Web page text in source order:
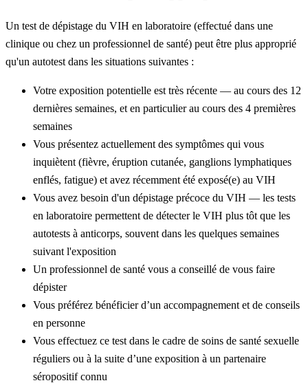
Un test de dépistage du VIH en laboratoire (effectué dans une
clinique ou chez un professionnel de santé) peut être plus approprié
qu'un autotest dans les situations suivantes :
Votre exposition potentielle est très récente — au cours des 12
dernières semaines, et en particulier au cours des 4 premières
semaines
Vous présentez actuellement des symptômes qui vous
inquiètent (fièvre, éruption cutanée, ganglions lymphatiques
enflés, fatigue) et avez récemment été exposé(e) au VIH
Vous avez besoin d'un dépistage précoce du VIH — les tests
en laboratoire permettent de détecter le VIH plus tôt que les
autotests à anticorps, souvent dans les quelques semaines
suivant l'exposition
Un professionnel de santé vous a conseillé de vous faire
dépister
Vous préférez bénéficier d’un accompagnement et de conseils
en personne
Vous effectuez ce test dans le cadre de soins de santé sexuelle
réguliers ou à la suite d’une exposition à un partenaire
séropositif connu